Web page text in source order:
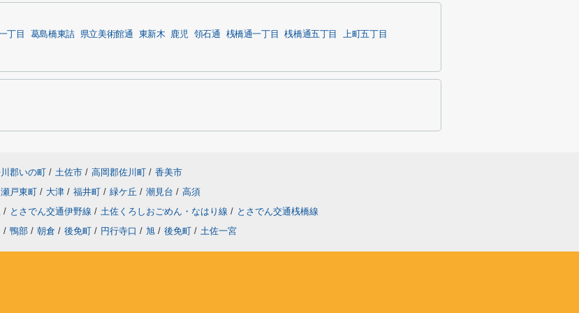
丁目 葛島橋東詰 県立美術館通 東新木 鹿児 領石通 桟橋通一丁目 桟橋通五丁目
上町五丁目
郡いの町 / 土佐市 / 高岡郡佐川町 / 香美市
瀬戸東町 / 大津 / 福井町 / 緑ケ丘 / 潮見台 / 高須
/ とさでん交通伊野線 / 土佐くろしおごめん・なはり線 / とさでん交通桟橋線
/ 鴨部 / 朝倉 / 後免町 / 円行寺口 / 旭 / 後免町 / 土佐一宮